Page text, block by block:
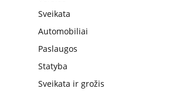
Sveikata
Automobiliai
Paslaugos
Statyba
Sveikata ir grožis